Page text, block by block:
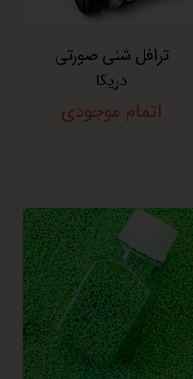
ترافل شنی صورتی
دریکا
اتمام موجودی